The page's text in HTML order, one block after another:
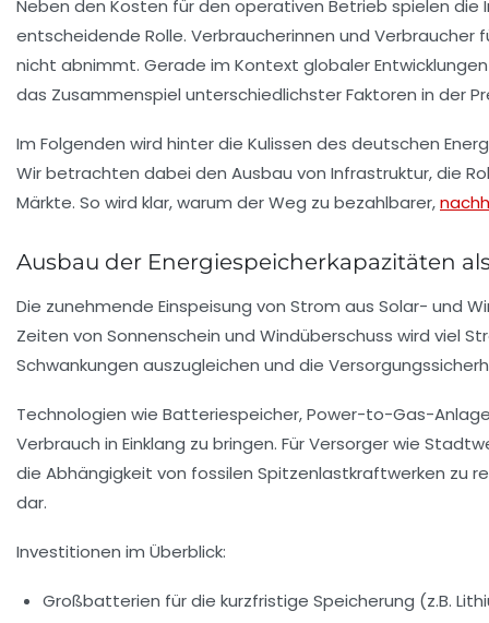
Neben den Kosten für den operativen Betrieb spielen
entscheidende Rolle. Verbraucherinnen und
nicht abnimmt. Gerade im Kontext globaler
das Zusammenspiel unterschiedlichster Faktoren in der
Im Folgenden wird hinter die Kulissen des deutschen
Wir betrachten dabei den Ausbau von Infrastruktur, die
Märkte. So wird klar, warum der Weg zu bezahlbarer,
Ausbau der Energiespeicherkapazitäten
Die zunehmende Einspeisung von Strom aus Solar- und
Zeiten von Sonnenschein und Windüberschuss wird viel
Schwankungen auszugleichen und die
Technologien wie Batteriespeicher, Power-to-Gas-
Verbrauch in Einklang zu bringen. Für Versorger wie
die Abhängigkeit von fossilen Spitzenlastkraftwerken zu
dar.
Investitionen im Überblick:
Großbatterien für die kurzfristige Speicherung (z.B.